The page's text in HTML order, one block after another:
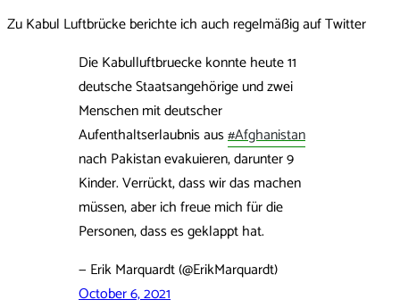
Zu Kabul Luftbrücke berichte ich auch regelmäßig auf Twitter
Die Kabulluftbruecke konnte heute 11
deutsche Staatsangehörige und zwei
Menschen mit deutscher
Aufenthaltserlaubnis aus#Afghanistan
nach Pakistan evakuieren, darunter 9
Kinder. Verrückt, dass wir das machen
müssen, aber ich freue mich für die
Personen, dass es geklappt hat.
— Erik Marquardt (@ErikMarquardt)
October 6, 2021